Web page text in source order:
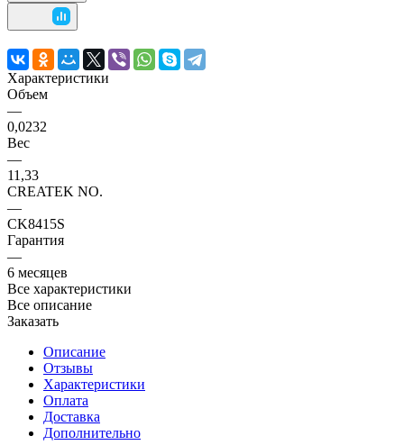
Характеристики
Объем
—
0,0232
Вес
—
11,33
CREATEK NO.
—
CK8415S
Гарантия
—
6 месяцев
Все характеристики
Все описание
Заказать
Описание
Отзывы
Характеристики
Оплата
Доставка
Дополнительно